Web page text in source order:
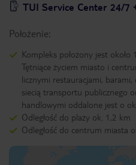
TUI Service Center 24/7
Położenie:
Kompleks położony jest
Tętniące życiem miasto i
licznymi restauracjami, barami,
siecią transportu publicznego
handlowymi oddalone jest o
Odległość do plaży ok. 1,2 km
Odległość do centrum miasta